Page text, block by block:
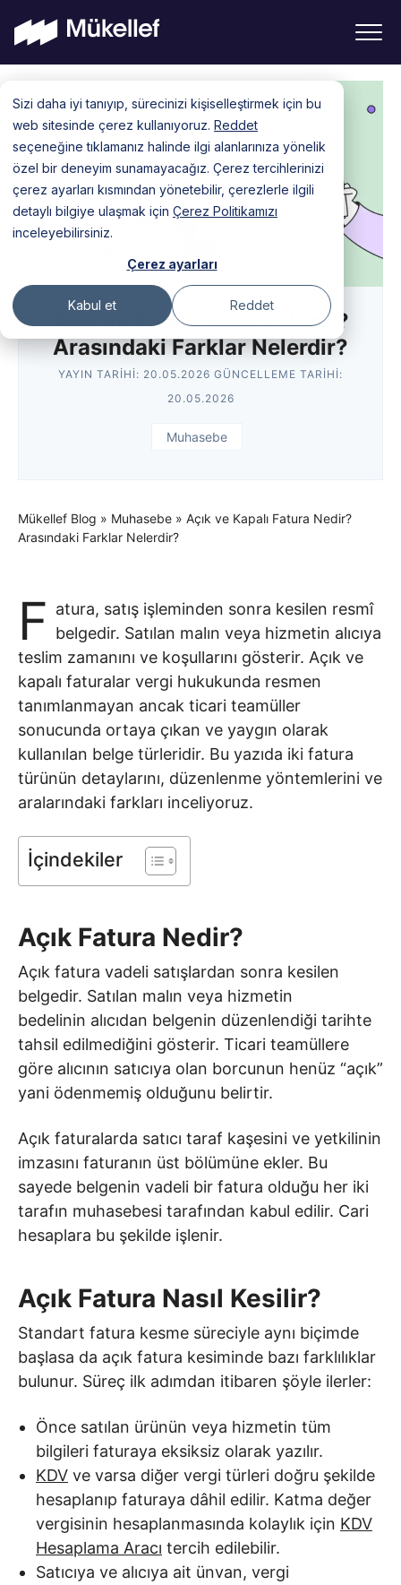
Sizi daha iyi tanıyıp, sürecinizi kişiselleştirmek için bu
web sitesinde çerez kullanıyoruz. Reddet
seçeneğine tıklamanız halinde ilgi alanlarınıza yönelik
özel bir deneyim sunamayacağız. Çerez tercihlerinizi
çerez ayarları kısmından yönetebilir, çerezlerle ilgili
detaylı bilgiye ulaşmak için Çerez Politikamızı
inceleyebilirsiniz.
Çerez ayarları
Kabul et Reddet
content
Açık ve Kapalı Fatura Nedir?
Arasındaki Farklar Nelerdir?
YAYIN TARIHI: 20.05.2026 GÜNCELLEME TARIHI:
20.05.2026
Muhasebe
Mükellef Blog » Muhasebe » Açık ve Kapalı Fatura Nedir?
Arasındaki Farklar Nelerdir?
F atura, satış işleminden sonra kesilen resmî
belgedir. Satılan malın veya hizmetin alıcıya
teslim zamanını ve koşullarını gösterir. Açık ve
kapalı faturalar vergi hukukunda resmen
tanımlanmayan ancak ticari teamüller
sonucunda ortaya çıkan ve yaygın olarak
kullanılan belge türleridir. Bu yazıda iki fatura
türünün detaylarını, düzenlenme yöntemlerini ve
aralarındaki farkları inceliyoruz.
İçindekiler
Açık Fatura Nedir?
Açık fatura vadeli satışlardan sonra kesilen
belgedir. Satılan malın veya hizmetin
bedelinin alıcıdan belgenin düzenlendiği tarihte
tahsil edilmediğini gösterir. Ticari teamüllere
göre alıcının satıcıya olan borcunun henüz “açık”
yani ödenmemiş olduğunu belirtir.
Açık faturalarda satıcı taraf kaşesini ve yetkilinin
imzasını faturanın üst bölümüne ekler. Bu
sayede belgenin vadeli bir fatura olduğu her iki
tarafın muhasebesi tarafından kabul edilir. Cari
hesaplara bu şekilde işlenir.
Açık Fatura Nasıl Kesilir?
Standart fatura kesme süreciyle aynı biçimde
başlasa da açık fatura kesiminde bazı farklılıklar
bulunur. Süreç ilk adımdan itibaren şöyle ilerler:
Önce satılan ürünün veya hizmetin tüm
bilgileri faturaya eksiksiz olarak yazılır.
KDV ve varsa diğer vergi türleri doğru şekilde
hesaplanıp faturaya dâhil edilir. Katma değer
vergisinin hesaplanmasında kolaylık için KDV
Hesaplama Aracı tercih edilebilir.
Satıcıya ve alıcıya ait ünvan, vergi